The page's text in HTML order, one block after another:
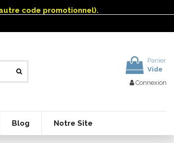
code promotionnel).
Panier
Vide
Connexion
Blog Notre Site